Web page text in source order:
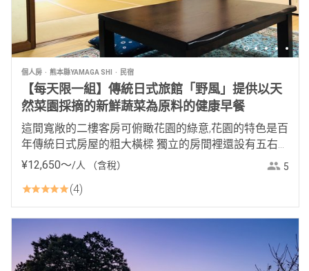
個人房 熊本縣YAMAGA SHI 民宿
【每天限一組】傳統日式旅館「野風」提供以天
然菜園採摘的新鮮蔬菜為原料的健康早餐
這間寬敞的二樓客房可俯瞰花園的綠意,花園的特色是百
年傳統日式房屋的粗大橫樑 獨立的房間裡還設有五右衛
門浴池和燃木爐
¥12,650〜/人 （含稅） 5
4